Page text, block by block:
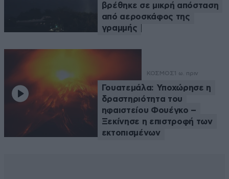
βρέθηκε σε μικρή απόσταση
από αεροσκάφος της
γραμμής
ΚΟΣΜΟΣ 1 ω. πριν
Γουατεμάλα: Υποχώρησε η
δραστηριότητα του
ηφαιστείου Φουέγκο –
Ξεκίνησε η επιστροφή των
εκτοπισμένων